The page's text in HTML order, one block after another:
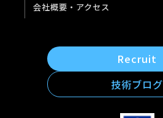
会社概要・アクセス
Recruit
技術ブログ